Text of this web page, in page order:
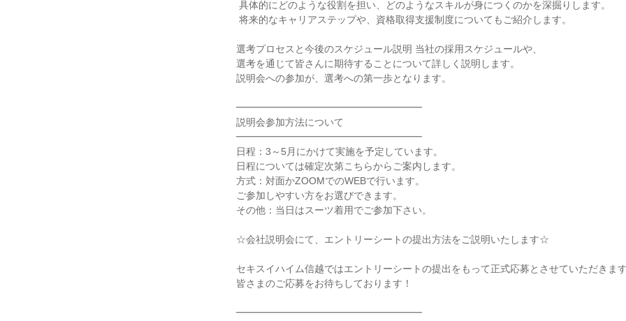
選考プロセスと今後のスケジュール説明 当社の採用スケジュールや、
選考を通じて皆さんに期待することについて詳しく説明します。
説明会への参加が、選考への第一歩となります。
━━━━━━━━━━━━━━━━━━━
説明会参加方法について
━━━━━━━━━━━━━━━━━━━
日程：3～5月にかけて実施を予定しています。
日程については確定次第こちらからご案内します。
方式：対面かZOOMでのWEBで行います。
ご参加しやすい方をお選びできます。
その他：当日はスーツ着用でご参加下さい。
☆会社説明会にて、エントリーシートの提出方法をご説明いたします☆
セキスイハイム信越ではエントリーシートの提出をもって正式応募とさせていただきます
皆さまのご応募をお待ちしております！
━━━━━━━━━━━━━━━━━━━